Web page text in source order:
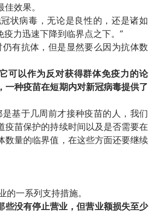
效果。
状病毒，无论是良性的，还是诸如
疫力迅速下降到临界点之下。”
有抗体，但是显然要么因为抗体数
可以作为反对获得群体免疫力的论
种疫苗在短期内对新冠病毒提供了
基于几周前才接种疫苗的人，我们
苗保护的持续时间以及是否需要在
数量的临界值，在这些方面还要继续
一系列支持措施。
些没有停止营业，但营业额损失至少